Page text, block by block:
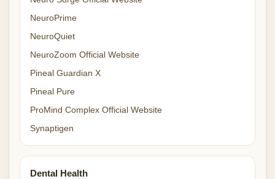
NeuroPrime
NeuroQuiet
NeuroZoom Official Website
Pineal Guardian X
Pineal Pure
ProMind Complex Official Website
Synaptigen
Dental Health